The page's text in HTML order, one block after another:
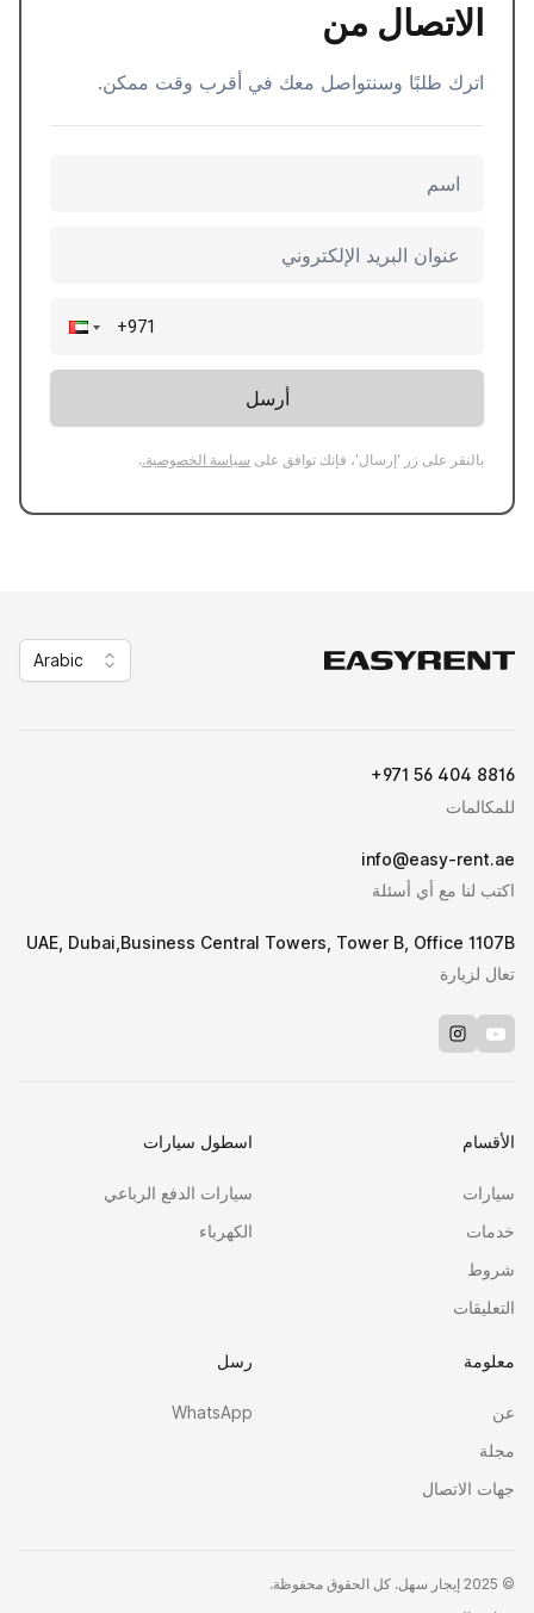
الاتصال من
اترك طلبًا وسنتواصل معك في أقرب وقت ممكن.
أرسل
بالنقر على زر 'إرسال'، فإنك توافق على سياسة الخصوصية..
Easy Rent
Arabic
+971 56 404 8816
للمكالمات
info@easy-rent.ae
اكتب لنا مع أي أسئلة
UAE, Dubai,Business Central Towers, Tower B, Office 1107B
تعال لزيارة
Youtube
Instagram
الأقسام
سيارات
خدمات
شروط
التعليقات
اسطول سيارات
سيارات الدفع الرباعي
الكهرباء
معلومة
عن
مجلة
جهات الاتصال
رسل
WhatsApp
© 2025 إيجار سهل. كل الحقوق محفوظة.